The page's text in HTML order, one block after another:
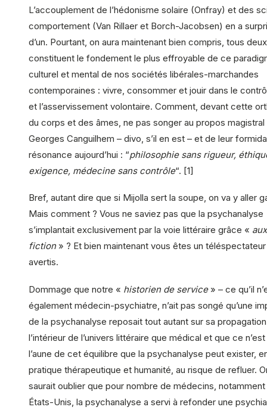
L’accouplement de l’hédonisme solaire (Onfray) et des
comportement (Van Rillaer et Borch-Jacobsen) en a
d’un. Pourtant, on aura maintenant bien compris, tous deux
constituent le fondement le plus effroyable de ce
culturel et mental de nos sociétés libérales-marchandes
contemporaines : vivre, consommer et jouir dans le
et l’asservissement volontaire. Comment, devant cette
du corps et des âmes, ne pas songer au propos magistral
Georges Canguilhem – divo, s’il en est – et de leur
résonance aujourd’hui : “philosophie sans rigueur,
exigence, médecine sans contrôle“. [1]
Bref, autant dire que si Mijolla sert la soupe, on va y aller
Mais comment ? Vous ne saviez pas que la psychanalyse
s’implantait exclusivement par la voie littéraire grâce «
fiction» ? Et bien maintenant vous êtes un
avertis.
Dommage que notre « historien de service» – ce qu’il
également médecin-psychiatre, n’ait pas songé qu’une
de la psychanalyse reposait tout autant sur sa
l’intérieur de l’univers littéraire que médical et que ce n’est
l’aune de cet équilibre que la psychanalyse peut exister,
pratique thérapeutique et humanité, au risque de refluer.
saurait oublier que pour nombre de médecins, notamment
États-Unis, la psychanalyse a servi à refonder une